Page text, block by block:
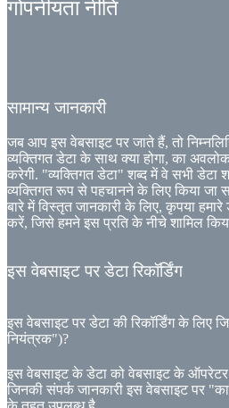
गोपनीयता नीति
सामान्य जानकारी
जब आप इस वेबसाइट पर जाते हैं, तो
व्यक्तिगत डेटा के साथ क्या होगा, का
करेगी. "व्यक्तिगत डेटा" शब्द में वे सभी डेटा
व्यक्तिगत रूप से पहचानने के लिए किया जा
बारे में विस्तृत जानकारी के लिए, कृपया हमारे
करें, जिसे हमने इस प्रति के नीचे शामिल
इस वेबसाइट पर डेटा रिकॉर्डिंग
इस वेबसाइट पर डेटा की रिकॉर्डिंग के लिए
नियंत्रक")?
इस वेबसाइट के डेटा को वेबसाइट के ऑपरेटर
जिनकी संपर्क जानकारी इस वेबसाइट पर